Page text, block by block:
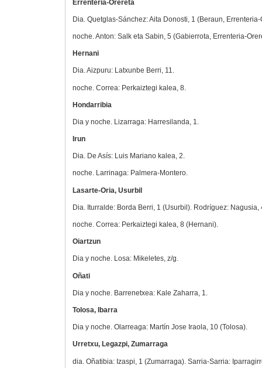
Errenteria-Orereta
Dia. Quetglas-Sánchez: Aita Donosti, 1 (Beraun, Errenteria-
noche. Anton: Salk eta Sabin, 5 (Gabierrota, Errenteria-
Hernani
Dia. Aizpuru: Latxunbe Berri, 11.
noche. Correa: Perkaiztegi kalea, 8.
Hondarribia
Dia y noche. Lizarraga: Harresilanda, 1.
Irun
Dia. De Asís: Luis Mariano kalea, 2.
noche. Larrinaga: Palmera-Montero.
Lasarte-Oria, Usurbil
Dia. Iturralde: Borda Berri, 1 (Usurbil). Rodríguez: Nagusia,
noche. Correa: Perkaiztegi kalea, 8 (Hernani).
Oiartzun
Dia y noche. Losa: Mikeletes, z/g.
Oñati
Dia y noche. Barrenetxea: Kale Zaharra, 1.
Tolosa, Ibarra
Dia y noche. Olarreaga: Martín Jose Iraola, 10 (Tolosa).
Urretxu, Legazpi, Zumarraga
dia. Oñatibia: Izaspi, 1 (Zumarraga). Sarria-Sarria: